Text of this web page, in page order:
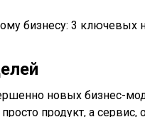
новых бизнес-
продукт, а сервис,